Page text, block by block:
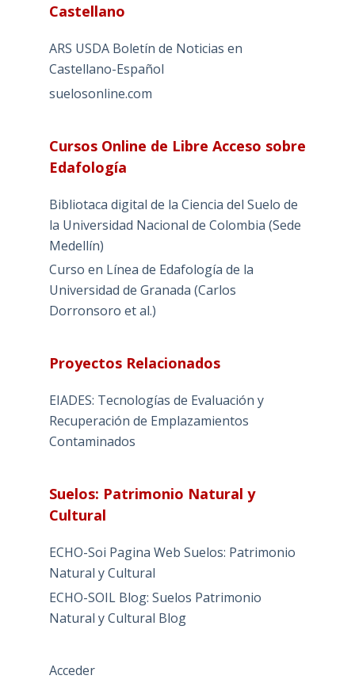
Castellano
ARS USDA Boletín de Noticias en
Castellano-Español
suelosonline.com
Cursos Online de Libre Acceso sobre
Edafología
Bibliotaca digital de la Ciencia del Suelo de
la Universidad Nacional de Colombia (Sede
Medellín)
Curso en Línea de Edafología de la
Universidad de Granada (Carlos
Dorronsoro et al.)
Proyectos Relacionados
EIADES: Tecnologías de Evaluación y
Recuperación de Emplazamientos
Contaminados
Suelos: Patrimonio Natural y
Cultural
ECHO-Soi Pagina Web Suelos: Patrimonio
Natural y Cultural
ECHO-SOIL Blog: Suelos Patrimonio
Natural y Cultural Blog
Acceder